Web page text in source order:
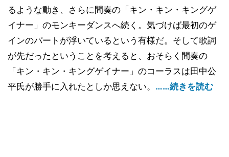
るような動き、さらに間奏の「キン・キン・キングゲ
イナー」のモンキーダンスへ続く。気づけば最初のゲ
インのパートが浮いているという有様だ。そして歌詞
が先だったということを考えると、おそらく間奏の
「キン・キン・キングゲイナー」のコーラスは田中公
平氏が勝手に入れたとしか思えない。 ……続きを読む